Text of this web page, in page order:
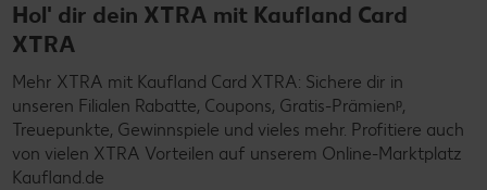
Hol' dir dein XTRA mit Kaufland Card
XTRA
Mehr XTRA mit Kaufland Card XTRA: Sichere dir in
unseren Filialen Rabatte, Coupons, Gratis-Prämienᵖ,
Treuepunkte, Gewinnspiele und vieles mehr. Profitiere auch
von vielen XTRA Vorteilen auf unserem Online-Marktplatz
Kaufland.de